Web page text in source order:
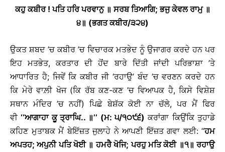
ਕਹੁ ਕਬੀਰ ! ਪਤਿ ਹਰਿ ਪਰਵਾਨੁ ॥ ਸਰਬ ਤਿਆਗਿ; ਭਜੁ ਕੇਵਲ ਰਾਮੁ ॥
੪॥ (ਭਗਤ ਕਬੀਰ/੩੨੪)
ਉਕਤ ਸ਼ਬਦ ’ਚ ਕਬੀਰ ’ਚ ਵਿਚਾਰਕ ਮਤਭੇਦ ਨੂੰ ਉਜਾਗਰ ਕਰਦੇ ਹਨ ਪਰ
ਇਹ ਮਤਭੇਤ, ਕਰਤਾਰ ਦੀ ਹੋਂਦ ਬਾਰੇ ਦਿੱਤੀ ਜਾਂਦੀ ਪਰਿਭਾਸ਼ਾ ’ਤੇ
ਆਧਾਰਿਤ ਹੈ; ਜਿਵੇਂ ਕਿ ਕਬੀਰ ਜੀ ‘ਰਹਾਉ’ ਬੰਦ ’ਚ ਵਰਣਨ ਕਰਦੇ ਹਨ
ਕਿ ਮੇਰੇ ਵਾਲ਼ੀ ਖੋਜ (ਕਿ ਰੱਬ ਕਣ-ਕਣ ’ਚ ਵਿਆਪਕ ਹੈ, ਕਿਸੇ ਵਿਸ਼ੇਸ਼
ਸਥਾਨ ਮੰਦਿਰ ’ਚ ਨਹੀਂ) ਪਿਛੇ ਬੇਸ਼ੱਕ ਕੋਈ ਨਾ ਚੱਲੇ, ਪਰ ਮੈਂ ਫਿਰ
ਵੀ‘‘ਆਗਾਹਾ ਕੂ ਤ੍ਰਾਘਿ.. ॥’’ (ਮ: ੫/੧੦੯੬) ਕਰਾਂਗਾ ਕਿਉਂਕਿ ਤੁਹਾਡੇ
ਕਹਿਣ ਮੁਤਾਬਕ ਮੈਂ ਬੇਇੱਜ਼ਤ ਜੁਲਾਹੇ ਨੇ ਆਪਣੀ ਇੱਜ਼ਤ ਗਵਾ ਲਈ: ‘‘ਹਮ
ਅਪਤਹ; ਅਪੁਨੀ ਪਤਿ ਖੋਈ ॥ ਹਮਰੈ ਖੋਜਿ; ਪਰਹੁ ਮਤਿ ਕੋਈ ॥੧॥ ਰਹਾਉ